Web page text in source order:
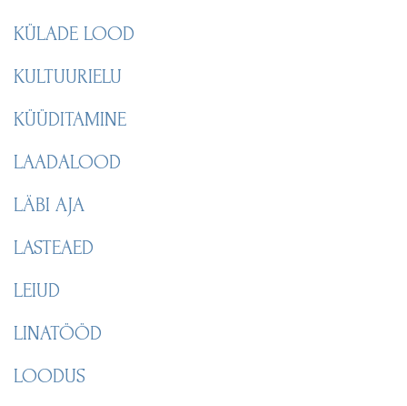
KÜLADE LOOD
KULTUURIELU
KÜÜDITAMINE
LAADALOOD
LÄBI AJA
LASTEAED
LEIUD
LINATÖÖD
LOODUS